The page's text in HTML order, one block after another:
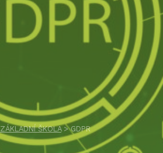
ZÁKLADNÍ ŠKOLA>GDPR